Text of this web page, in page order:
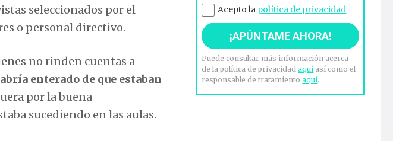
seleccionados por el
o personal directivo.
no rinden cuentas a
enterado de que estaban
por la buena
sucediendo en las aulas.
Acepto la política de privacidad
Puede consultar más información acerca
de la política de privacidadaquíasí como el
responsable de tratamientoaquí.